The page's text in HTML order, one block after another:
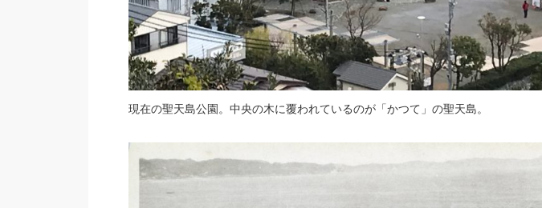
現在の聖天島公園。中央の木に覆われているのが「かつて」の聖天島。